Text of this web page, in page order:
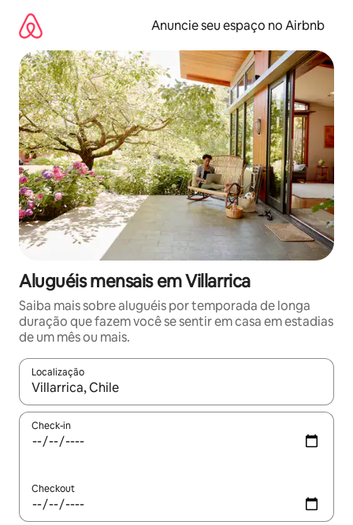
para
conteúdo
Anuncie seu espaço no Airbnb
Aluguéis mensais em Villarrica
Saiba mais sobre aluguéis por temporada de longa
duração que fazem você se sentir em casa em estadias
de um mês ou mais.
Localização
Quando os resultados estiverem disponíveis, explore-os
Check-in
Checkout